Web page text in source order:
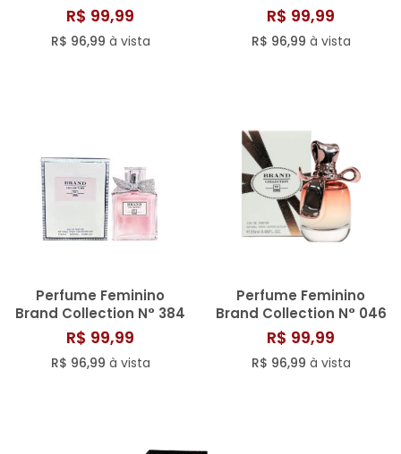
- 25ML
R$ 99,99
R$ 96,99 à vista
- 25ml
R$ 99,99
R$ 96,99 à vista
Perfume Feminino
Brand Collection N° 384
- 25ML
R$ 99,99
R$ 96,99 à vista
Perfume Feminino
Brand Collection N° 046
- 25ML
R$ 99,99
R$ 96,99 à vista